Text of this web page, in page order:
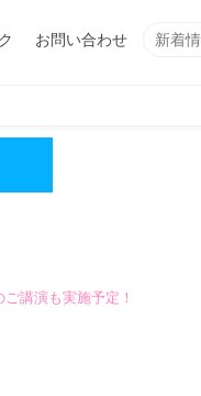
Search
お問い合わせ
講演も実施予定！